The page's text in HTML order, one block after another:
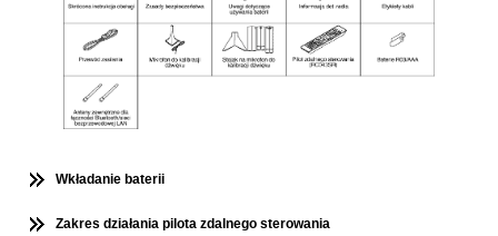
Wkładanie baterii
Zakres działania pilota zdalnego sterowania